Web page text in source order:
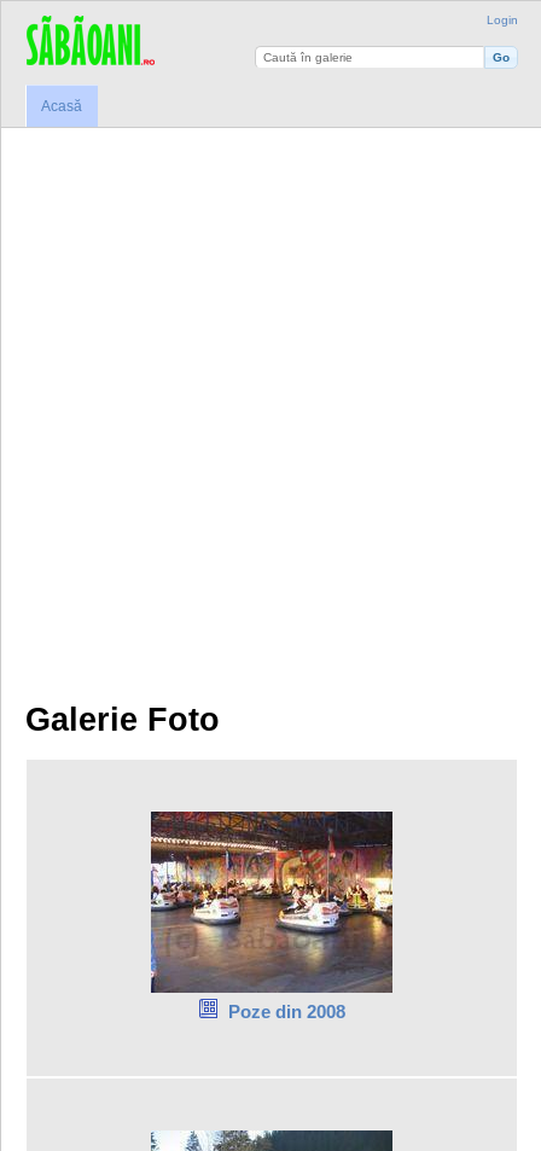
Login
Acasă
Galerie Foto
Poze din 2008